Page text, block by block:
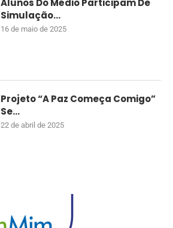
Alunos Do Médio Participam De
Simulação...
16 de maio de 2025
Projeto “A Paz Começa Comigo”
Se...
22 de abril de 2025